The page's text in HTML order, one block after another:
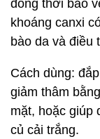
đồng thời bảo
khoáng canxi
bào da và điều
Cách dùng:
giảm thâm
mặt, hoặc giúp
củ cải trắng.